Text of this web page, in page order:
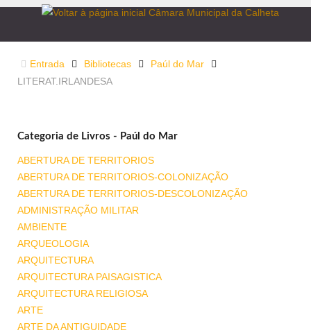
Entrada Bibliotecas
Paúl do Mar
LITERAT.IRLANDESA
Categoria de Livros - Paúl do Mar
ABERTURA DE TERRITORIOS
ABERTURA DE TERRITORIOS-COLONIZAÇÃO
ABERTURA DE TERRITORIOS-DESCOLONIZAÇÃO
ADMINISTRAÇÃO MILITAR
AMBIENTE
ARQUEOLOGIA
ARQUITECTURA
ARQUITECTURA PAISAGISTICA
ARQUITECTURA RELIGIOSA
ARTE
ARTE DA ANTIGUIDADE